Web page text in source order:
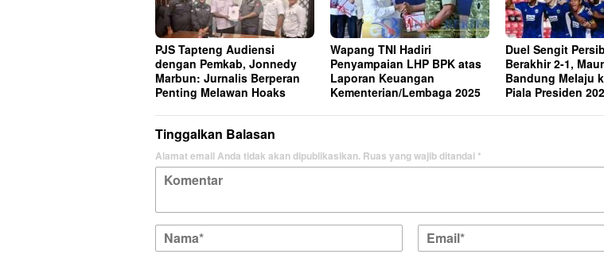
PJS Tapteng Audiensi
dengan Pemkab, Jonnedy
Marbun: Jurnalis Berperan
Penting Melawan Hoaks
Wapang TNI Hadiri
Penyampaian LHP BPK atas
Laporan Keuangan
Kementerian/Lembaga 2025
Duel Sengit
Berakhir 2-1,
Bandung Melaju
Piala Presiden
Tinggalkan Balasan
Alamat email Anda tidak akan dipublikasikan. Ruas yang wajib ditandai*